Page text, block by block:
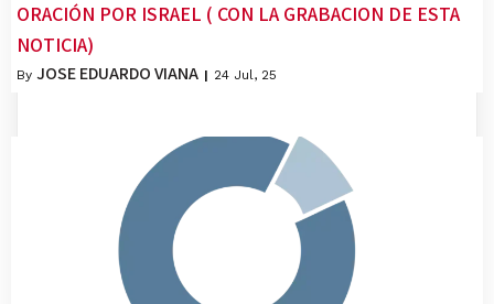
ORACIÓN POR ISRAEL ( CON LA GRABACION DE ESTA
NOTICIA)
By JOSE EDUARDO VIANA | 24 Jul, 25